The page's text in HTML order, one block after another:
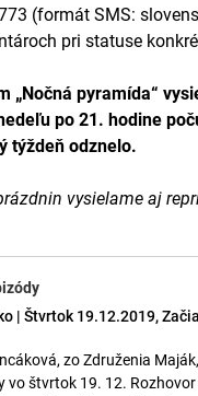
(formát SMS:
pri statuse
„Nočná pyramída“
po 21. hodine
týždeň odznelo.
vysielame aj
| Štvrtok 19.12.2019,
zo Združenia
vo štvrtok 19. 12.